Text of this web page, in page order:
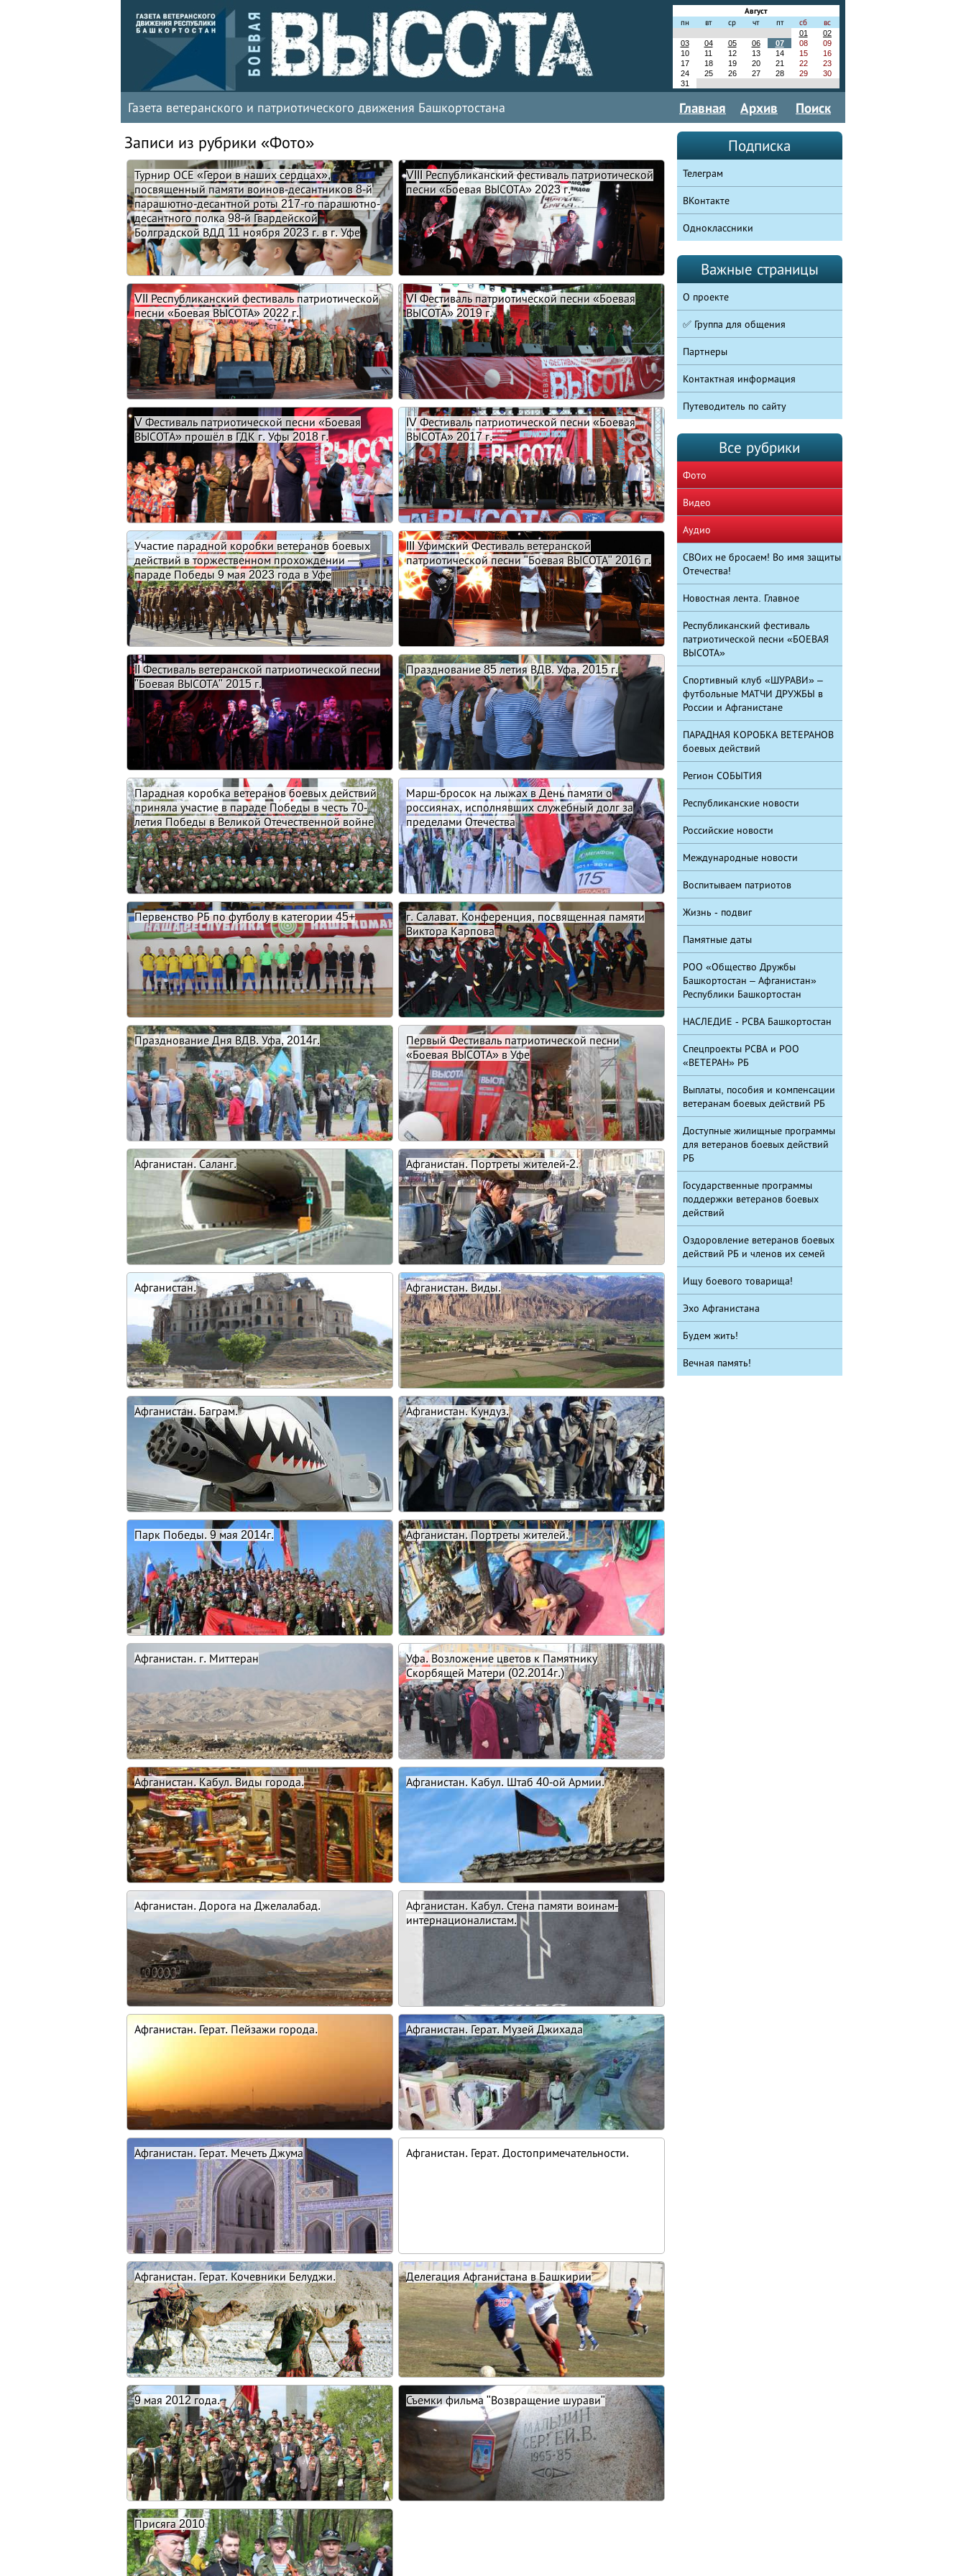
Август
пн
вт ср чт пт сб
вс
01
02
03
04 05 06 07 08
09
10
11 12 13 14 15
16
17
18 19 20 21 22
23
24
25 26 27 28 29
30
31
Газета ветеранского и патриотического движения Башкортостана Главная Архив Поиск
Записи из рубрики «Фото»
Турнир ОСЕ «Герои в наших сердцах»,
посвященный памяти воинов-десантников 8-й
парашютно-десантной роты 217-го парашютно-
десантного полка 98-й Гвардейской
Болградской ВДД 11 ноября 2023 г. в г. Уфе
VIII Республиканский фестиваль патриотической
песни «Боевая ВЫСОТА» 2023 г.
VII Республиканский фестиваль патриотической
песни «Боевая ВЫСОТА» 2022 г.
VI Фестиваль патриотической песни «Боевая
ВЫСОТА» 2019 г.
V Фестиваль патриотической песни «Боевая
ВЫСОТА» прошёл в ГДК г. Уфы 2018 г.
IV Фестиваль патриотической песни «Боевая
ВЫСОТА» 2017 г.
Участие парадной коробки ветеранов боевых
действий в торжественном прохождении —
параде Победы 9 мая 2023 года в Уфе
III Уфимский Фестиваль ветеранской
патриотической песни "Боевая ВЫСОТА" 2016 г.
II Фестиваль ветеранской патриотической песни
"Боевая ВЫСОТА" 2015 г.
Празднование 85 летия ВДВ. Уфа, 2015 г.
Парадная коробка ветеранов боевых действий
приняла участие в параде Победы в честь 70-
летия Победы в Великой Отечественной войне
Марш-бросок на лыжах в День памяти о
россиянах, исполнявших служебный долг за
пределами Отечества
Первенство РБ по футболу в категории 45+
г. Салават. Конференция, посвященная памяти
Виктора Карпова
Празднование Дня ВДВ. Уфа, 2014г.
Первый Фестиваль патриотической песни
«Боевая ВЫСОТА» в Уфе
Афганистан. Саланг. Афганистан. Портреты жителей-2.
Афганистан. Афганистан. Виды.
Афганистан. Баграм. Афганистан. Кундуз.
Парк Победы. 9 мая 2014г. Афганистан. Портреты жителей.
Афганистан. г. Миттеран
Уфа. Возложение цветов к Памятнику
Скорбящей Матери (02.2014г.)
Афганистан. Кабул. Виды города. Афганистан. Кабул. Штаб 40-ой Армии.
Афганистан. Дорога на Джелалабад.
Афганистан. Кабул. Стена памяти воинам-
интернационалистам.
Афганистан. Герат. Пейзажи города. Афганистан. Герат. Музей Джихада
Афганистан. Герат. Мечеть Джума Афганистан. Герат. Достопримечательности.
Афганистан. Герат. Кочевники Белуджи. Делегация Афганистана в Башкирии
9 мая 2012 года. Съемки фильма "Возвращение шурави"
Присяга 2010
Подписка
Телеграм
ВКонтакте
Одноклассники
Важные страницы
О проекте
✅ Группа для общения
Партнеры
Контактная информация
Путеводитель по сайту
Все рубрики
Фото
Видео
Аудио
СВОих не бросаем! Во имя защиты
Отечества!
Новостная лента. Главное
Республиканский фестиваль
патриотической песни «БОЕВАЯ
ВЫСОТА»
Спортивный клуб «ШУРАВИ» –
футбольные МАТЧИ ДРУЖБЫ в
России и Афганистане
ПАРАДНАЯ КОРОБКА ВЕТЕРАНОВ
боевых действий
Регион СОБЫТИЯ
Республиканские новости
Российские новости
Международные новости
Воспитываем патриотов
Жизнь - подвиг
Памятные даты
РОО «Общество Дружбы
Башкортостан – Афганистан»
Республики Башкортостан
НАСЛЕДИЕ - РСВА Башкортостан
Спецпроекты РСВА и РОО
«ВЕТЕРАН» РБ
Выплаты, пособия и компенсации
ветеранам боевых действий РБ
Доступные жилищные программы
для ветеранов боевых действий
РБ
Государственные программы
поддержки ветеранов боевых
действий
Оздоровление ветеранов боевых
действий РБ и членов их семей
Ищу боевого товарища!
Эхо Афганистана
Будем жить!
Вечная память!